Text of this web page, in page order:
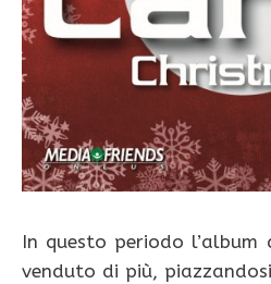
In questo periodo
venduto di più,